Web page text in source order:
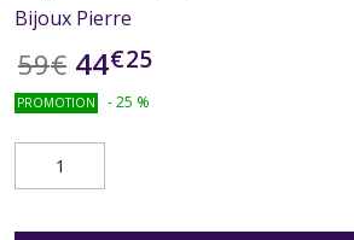
Bijoux Pierre
59€ 44€25
PROMOTION -25 %